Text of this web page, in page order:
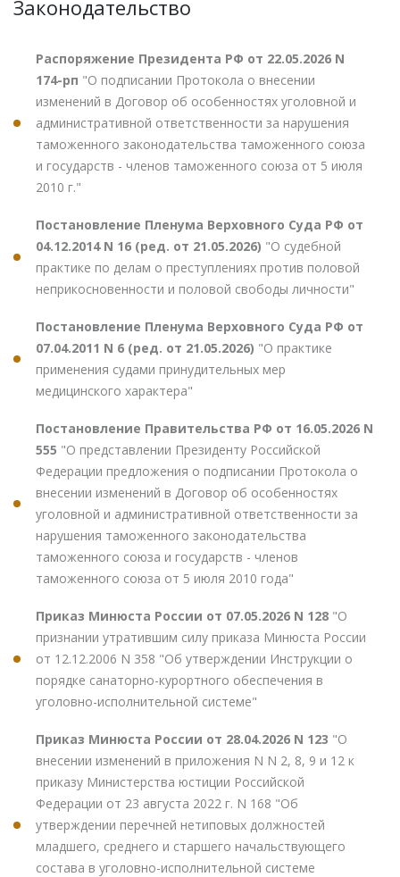
Законодательство
Распоряжение Президента РФ от 22.05.2026 N
174-рп "О подписании Протокола о внесении
изменений в Договор об особенностях уголовной и
административной ответственности за нарушения
таможенного законодательства таможенного союза
и государств - членов таможенного союза от 5 июля
2010 г."
Постановление Пленума Верховного Суда РФ от
04.12.2014 N 16 (ред. от 21.05.2026) "О судебной
практике по делам о преступлениях против половой
неприкосновенности и половой свободы личности"
Постановление Пленума Верховного Суда РФ от
07.04.2011 N 6 (ред. от 21.05.2026) "О практике
применения судами принудительных мер
медицинского характера"
Постановление Правительства РФ от 16.05.2026 N
555 "О представлении Президенту Российской
Федерации предложения о подписании Протокола о
внесении изменений в Договор об особенностях
уголовной и административной ответственности за
нарушения таможенного законодательства
таможенного союза и государств - членов
таможенного союза от 5 июля 2010 года"
Приказ Минюста России от 07.05.2026 N 128 "О
признании утратившим силу приказа Минюста России
от 12.12.2006 N 358 "Об утверждении Инструкции о
порядке санаторно-курортного обеспечения в
уголовно-исполнительной системе"
Приказ Минюста России от 28.04.2026 N 123 "О
внесении изменений в приложения N N 2, 8, 9 и 12 к
приказу Министерства юстиции Российской
Федерации от 23 августа 2022 г. N 168 "Об
утверждении перечней нетиповых должностей
младшего, среднего и старшего начальствующего
состава в уголовно-исполнительной системе